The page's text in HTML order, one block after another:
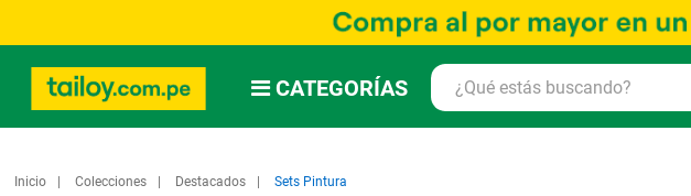
CATEGORÍAS
Inicio Colecciones Destacados Sets Pintura